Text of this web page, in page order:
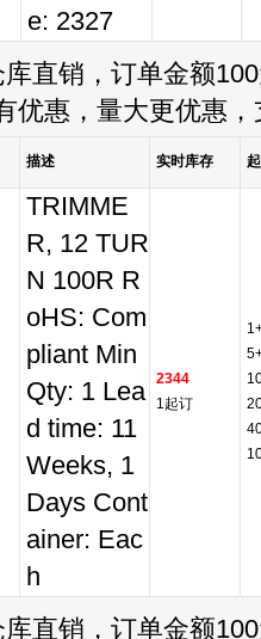
e: 2327
直销，订单金额
优惠，量大更优惠
描述 实时库存
TRIMME
R, 12 TUR
N 100R R
oHS: Com
pliant Min
Qty: 1 Lea
d time: 11
Weeks, 1
Days Cont
ainer: Eac
h
2344
1起订
直销，订单金额